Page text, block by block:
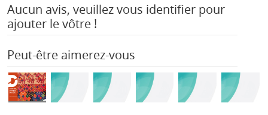
Aucun avis, veuillez vous identifier pour
ajouter le vôtre !
Peut-être aimerez-vous